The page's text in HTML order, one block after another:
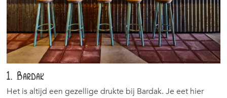
1. Bardak
Het is altijd een gezellige drukte bij Bardak. Je eet hier